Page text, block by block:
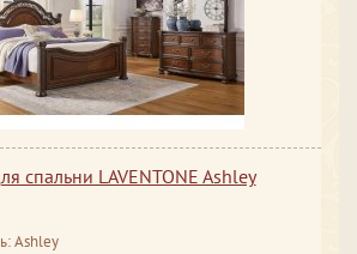
спальни LAVENTONE Ashley
Ashley